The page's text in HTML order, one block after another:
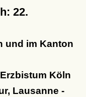
22.
und im Kanton
Köln
Lausanne -